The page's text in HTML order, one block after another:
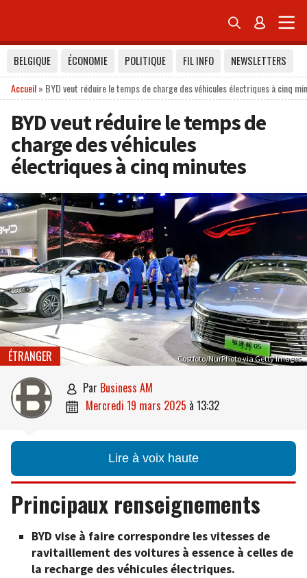
 
BELGIQUE ÉCONOMIE POLITIQUE FIL INFO
NEWSLETTERS
Accueil» BYD veut réduire le temps de charge des véhicules électriques à cinq
BYD veut réduire le temps de
charge des véhicules
électriques à cinq minutes
Costfoto/NurPhoto via Getty Images
ÉTRANGER
 par Business AM
 mercredi 19 mars 2025 à 13:32
Lire à voix haute
Principaux renseignements
BYD vise à faire correspondre les vitesses de
ravitaillement des voitures à essence à celles de
la recharge des véhicules électriques.